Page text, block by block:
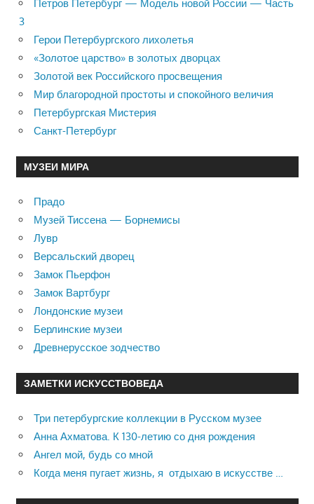
Петров Петербург — Модель новой России — Часть
3
Герои Петербургского лихолетья
«Золотое царство» в золотых дворцах
Золотой век Российского просвещения
Мир благородной простоты и спокойного величия
Петербургская Мистерия
Санкт-Петербург
МУЗЕИ МИРА
Прадо
Музей Тиссена — Борнемисы
Лувр
Версальский дворец
Замок Пьерфон
Замок Вартбург
Лондонские музеи
Берлинские музеи
Древнерусское зодчество
ЗАМЕТКИ ИСКУССТВОВЕДА
Три петербургские коллекции в Русском музее
Анна Ахматова. К 130-летию со дня рождения
Ангел мой, будь со мной
Когда меня пугает жизнь, я отдыхаю в искусстве …